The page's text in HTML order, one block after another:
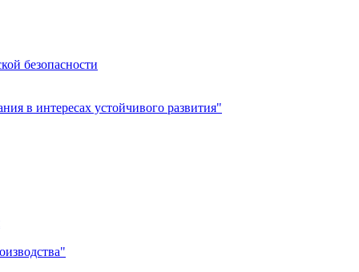
безопасности
в интересах устойчивого развития"